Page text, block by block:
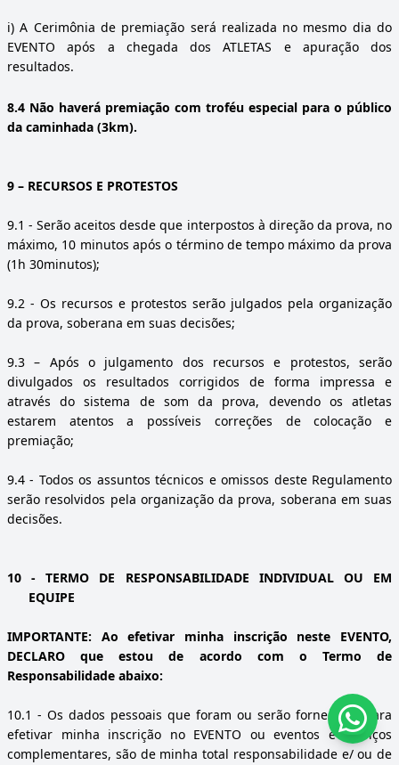
i)A Cerimônia de premiação será realizada no mesmo dia do
EVENTO após a chegada dos ATLETAS e apuração dos
resultados.
8.4 Não haverá premiação com troféu especial para o público
da caminhada (3km).
9 – RECURSOS E PROTESTOS
9.1- Serão aceitos desde que interpostos à direção da prova, no
máximo, 10 minutos após o término de tempo máximo da prova
(1h 30minutos);
9.2 - Os recursos e protestos serão julgados pela organização
da prova, soberana em suas decisões;
9.3– Após o julgamento dos recursos e protestos, serão
divulgados os resultados corrigidos de forma impressa e
através do sistema de som da prova, devendo os atletas
estarem atentos a possíveis correções de colocação e
premiação;
9.4- Todos os assuntos técnicos e omissos deste Regulamento
serão resolvidos pela organização da prova, soberana em suas
decisões.
10- TERMO DE RESPONSABILIDADE INDIVIDUAL OU EM
EQUIPE
IMPORTANTE: Ao efetivar minha inscrição neste EVENTO,
DECLARO que estou de acordo com o Termo de
Responsabilidade abaixo:
10.1 - Os dados pessoais que foram ou serão fornecidos para
efetivar minha inscrição no EVENTO ou eventos e serviços
complementares, são de minha total responsabilidade e/ ou de